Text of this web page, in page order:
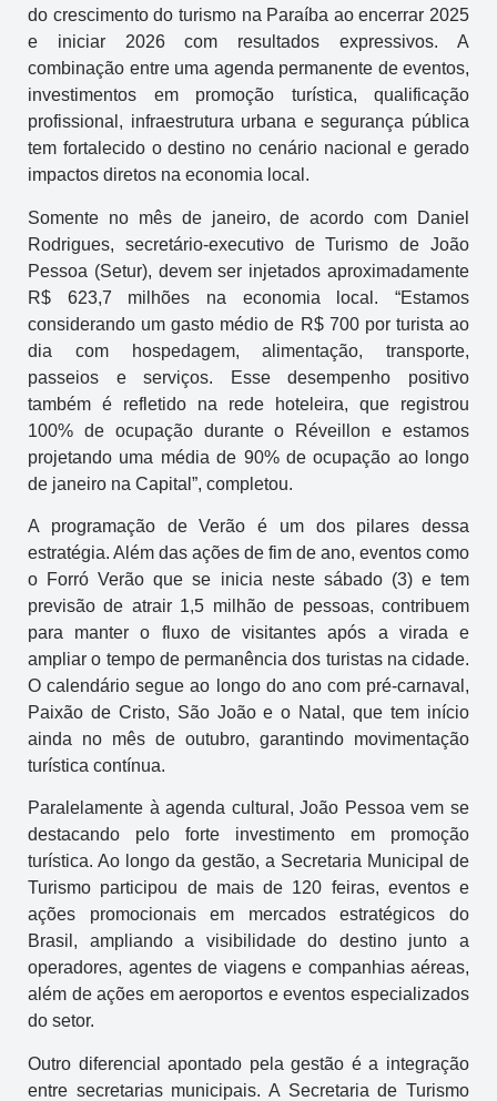
do crescimento do turismo na Paraíba ao encerrar 2025
e iniciar 2026 com resultados expressivos. A
combinação entre uma agenda permanente de eventos,
investimentos em promoção turística, qualificação
profissional, infraestrutura urbana e segurança pública
tem fortalecido o destino no cenário nacional e gerado
impactos diretos na economia local.
Somente no mês de janeiro, de acordo com Daniel
Rodrigues, secretário-executivo de Turismo de João
Pessoa (Setur), devem ser injetados aproximadamente
R$ 623,7 milhões na economia local. “Estamos
considerando um gasto médio de R$ 700 por turista ao
dia com hospedagem, alimentação, transporte,
passeios e serviços. Esse desempenho positivo
também é refletido na rede hoteleira, que registrou
100% de ocupação durante o Réveillon e estamos
projetando uma média de 90% de ocupação ao longo
de janeiro na Capital”, completou.
A programação de Verão é um dos pilares dessa
estratégia. Além das ações de fim de ano, eventos como
o Forró Verão que se inicia neste sábado (3) e tem
previsão de atrair 1,5 milhão de pessoas, contribuem
para manter o fluxo de visitantes após a virada e
ampliar o tempo de permanência dos turistas na cidade.
O calendário segue ao longo do ano com pré-carnaval,
Paixão de Cristo, São João e o Natal, que tem início
ainda no mês de outubro, garantindo movimentação
turística contínua.
Paralelamente à agenda cultural, João Pessoa vem se
destacando pelo forte investimento em promoção
turística. Ao longo da gestão, a Secretaria Municipal de
Turismo participou de mais de 120 feiras, eventos e
ações promocionais em mercados estratégicos do
Brasil, ampliando a visibilidade do destino junto a
operadores, agentes de viagens e companhias aéreas,
além de ações em aeroportos e eventos especializados
do setor.
Outro diferencial apontado pela gestão é a integração
entre secretarias municipais. A Secretaria de Turismo